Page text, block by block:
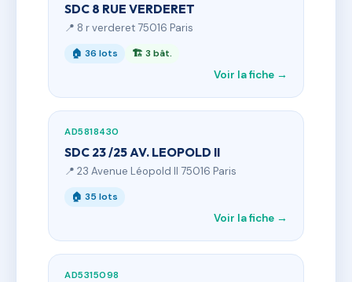
SDC 8 RUE VERDERET
📍 8 r verderet 75016 Paris
🏠 36 lots 🏗 3 bât.
Voir la fiche →
AD5818430
SDC 23 /25 AV. LEOPOLD II
📍 23 Avenue Léopold II 75016 Paris
🏠 35 lots
Voir la fiche →
AD5315098